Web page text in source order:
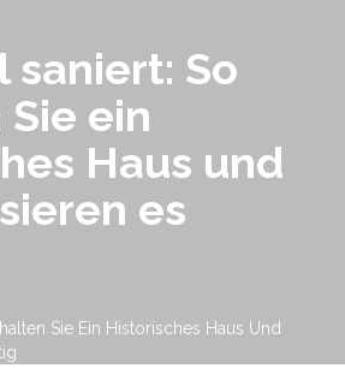
saniert: So
ein
Haus und
es
Sie Ein Historisches Haus Und